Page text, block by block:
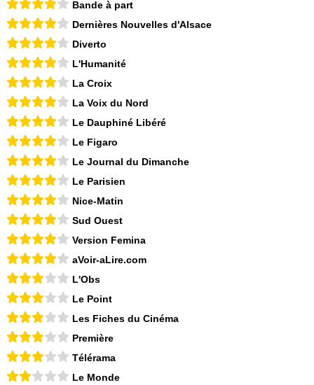
Bande à part
Dernières Nouvelles d'Alsace
Diverto
L'Humanité
La Croix
La Voix du Nord
Le Dauphiné Libéré
Le Figaro
Le Journal du Dimanche
Le Parisien
Nice-Matin
Sud Ouest
Version Femina
aVoir-aLire.com
L'Obs
Le Point
Les Fiches du Cinéma
Première
Télérama
Le Monde